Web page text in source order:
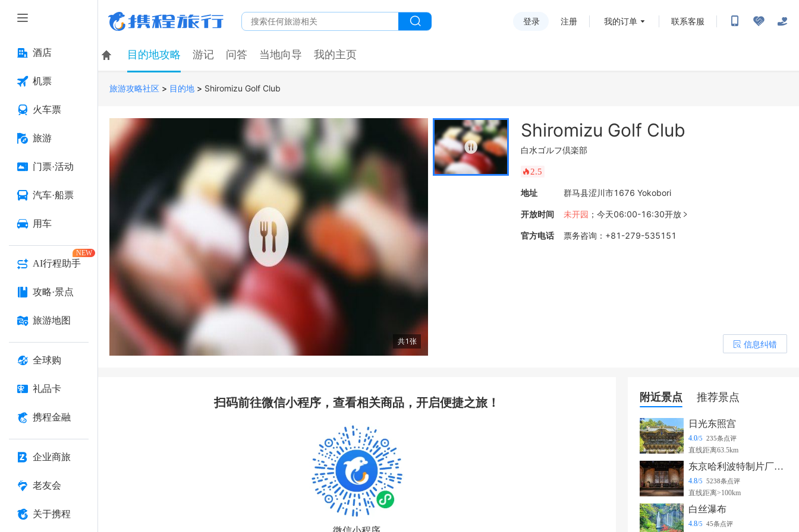
酒店
机票
火车票
旅游
门票·活动
汽车·船票
用车
AI行程助手
NEW
攻略·景点
旅游地图
全球购
礼品卡
携程金融
企业商旅
老友会
关于携程
登录 注册 我的订单 联系客服
目的地攻略 游记 问答 当地向导 我的主页
旅游攻略社区 > 目的地 > Shiromizu Golf Club
共1 张
Shiromizu Golf Club
白水ゴルフ倶楽部
󰺂 2.5
地址 群马县涩川市1676 Yokobori
开放时间 未开园 ； 今天06:00-16:30开放 
官方电话 票务咨询 ： +81-279-535151
󰎒 信息纠错
扫码前往微信小程序，查看相关商品，开启便捷之旅！ 附近景点 推荐景点
日光东照宫
4.0/5 235条点评
直线距离63.5km
东京哈利波特制片厂之旅
4.8/5 5238条点评
直线距离>100km
白丝瀑布
4.8/5 45条点评